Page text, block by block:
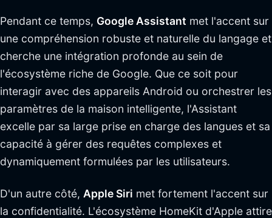
Pendant ce temps, Google Assistant met l'accent sur
une compréhension robuste et naturelle du langage et
cherche une intégration profonde au sein de
l'écosystème riche de Google. Que ce soit pour
interagir avec des appareils Android ou orchestrer les
paramètres de la maison intelligente, l'Assistant
excelle par sa large prise en charge des langues et sa
capacité à gérer des requêtes complexes et
dynamiquement formulées par les utilisateurs.
D'un autre côté, Apple Siri met fortement l'accent sur
la confidentialité. L'écosystème HomeKit d'Apple attire